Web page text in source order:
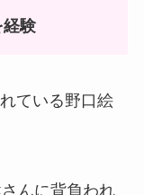
経験
ている野口絵
んに背負われ